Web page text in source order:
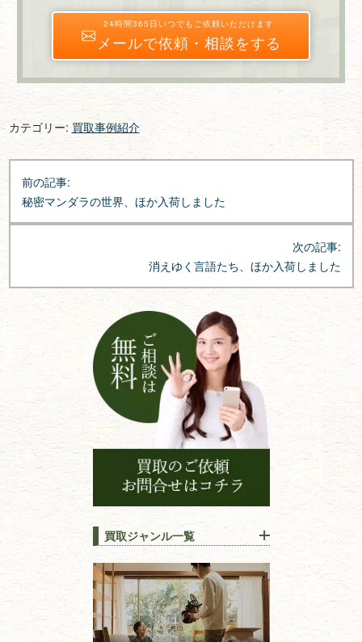
24時間365日いつでもご依頼いただけます
メールで依頼・相談をする
カテゴリー: 買取事例紹介
投
稿
ナ
前の記事:
秘密マンダラの世界、ほか入荷しました
次の記事:
消えゆく言語たち、ほか入荷しました
買取ジャンル一覧
江戸時代の書物
唐本・漢籍・
中国書物・朝鮮本
錦絵・浮世絵・版画・刷り物